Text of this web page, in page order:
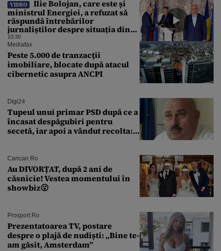
VIDEO
Ilie Bolojan, care este și
ministrul Energiei, a refuzat să
răspundă întrebărilor
jurnaliștilor despre situația din
energie. România traversează în
acest moment cea mai gravă criză
energetică de după Revoluție
10:30
Mediafax
Peste 5.000 de tranzacții
imobiliare, blocate după atacul
cibernetic asupra ANCPI
Digi24
Tupeul unui primar PSD după ce a
încasat despăgubiri pentru
secetă, iar apoi a vândut recolta:
Cancan.ro
Au DIVORȚAT, după 2 ani de
căsnicie! Vestea momentului în
showbiz😮
Prosport.ro
Prezentatoarea TV, postare
despre o plajă de nudiști: „Bine te-
am găsit, Amsterdam”